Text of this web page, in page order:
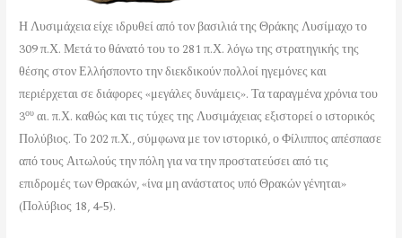
Η Λυσιμάχεια είχε ιδρυθεί από τον βασιλιά της Θράκης Λυσίμαχο το
309 π.Χ. Μετά το θάνατό του το 281 π.Χ. λόγω της στρατηγικής της
θέσης στον Ελλήσποντο την διεκδικούν πολλοί ηγεμόνες και
περιέρχεται σε διάφορες «μεγάλες δυνάμεις». Τα ταραγμένα χρόνια του
3ουαι. π.Χ. καθώς και τις τύχες της Λυσιμάχειας εξιστορεί ο ιστορικός
Πολύβιος. Το 202 π.Χ., σύμφωνα με τον ιστορικό, ο Φίλιππος απέσπασε
από τους Αιτωλούς την πόλη για να την προστατεύσει από τις
επιδρομές των Θρακών, «ίνα μη ανάστατος υπό Θρακών γένηται»
(Πολύβιος 18, 4-5).